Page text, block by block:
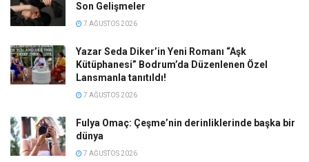
Son Gelişmeler
7 AĞUSTOS 2026
Yazar Seda Diker’in Yeni Romanı “Aşk
Kütüphanesi” Bodrum’da Düzenlenen Özel
Lansmanla tanıtıldı!
7 AĞUSTOS 2026
Fulya Omaç: Çeşme’nin derinliklerinde başka bir
dünya
7 AĞUSTOS 2026